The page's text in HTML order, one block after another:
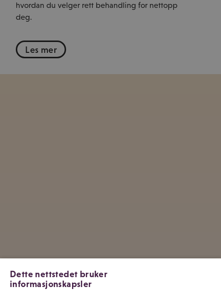
hvordan du velger rett behandling for nettopp
deg.
Les mer
Dette nettstedet bruker
informasjonskapsler